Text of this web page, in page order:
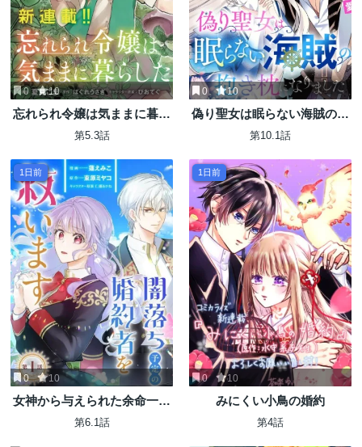
0 10
忘れられ令嬢は気ままに暮ら
したい
第5.3話
0 10
偽り聖女は眠らない海賊の抱
き枕になりました
第10.1話
1日前
0 10
女神から与えられた余命一年
で闇落ち予定の婚約者を救い
第6.1話
1日前
0 10
みにくい小鳥の婚約
第4話